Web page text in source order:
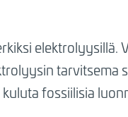
fossiilisia